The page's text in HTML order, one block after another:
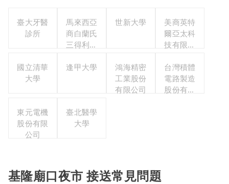
臺大牙醫
診所
馬來西亞
商白蘭氏
三得利股
司台灣分
世新大學
美商英特
爾亞太科
技有限公
國立清華
大學
逢甲大學
鴻海精密
工業股份
有限公司
台灣積體
電路製造
股份有限
東元電機
股份有限
公司
臺北醫學
大學
基隆廟口夜市 接送常見問題